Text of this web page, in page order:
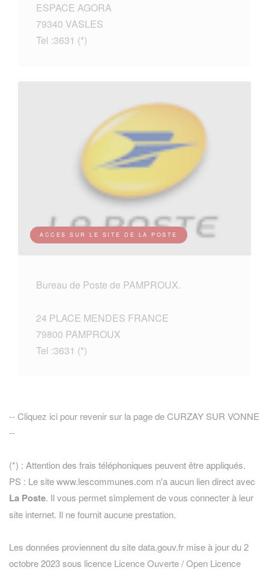
ESPACE AGORA
79340 VASLES
Tel :3631 (*)
ACCES SUR LE SITE DE LA POSTE
Bureau de Poste de PAMPROUX.
24 PLACE MENDES FRANCE
79800 PAMPROUX
Tel :3631 (*)
-- Cliquez ici pour revenir sur la page de CURZAY SUR VONNE
--
(*) : Attention des frais téléphoniques peuvent être appliqués.
PS : Le site www.lescommunes.com n'a aucun lien direct avec
La Poste. Il vous permet simplement de vous connecter à leur
site internet. Il ne fournit aucune prestation.
Les données proviennent du site data.gouv.fr mise à jour du 2
octobre 2023 sous licence Licence Ouverte / Open Licence